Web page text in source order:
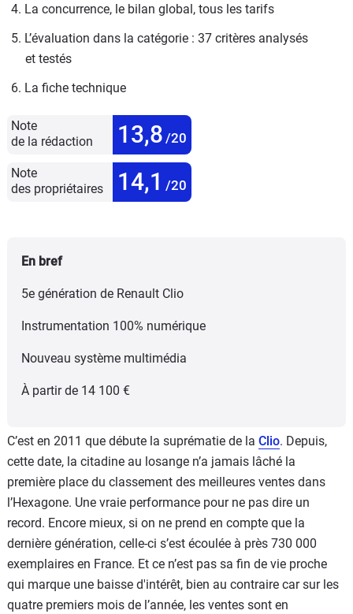
4. La concurrence, le bilan global, tous les tarifs
5. L’évaluation dans la catégorie : 37 critères analysés
et testés
6. La fiche technique
Note
de la rédaction
13,8 /20
Note
des propriétaires
14,1 /20
En bref
5e génération de Renault Clio
Instrumentation 100% numérique
Nouveau système multimédia
À partir de 14 100 €
C’est en 2011 que débute la suprématie de la Clio. Depuis,
cette date, la citadine au losange n’a jamais lâché la
première place du classement des meilleures ventes dans
l’Hexagone. Une vraie performance pour ne pas dire un
record. Encore mieux, si on ne prend en compte que la
dernière génération, celle-ci s’est écoulée à près 730 000
exemplaires en France. Et ce n’est pas sa fin de vie proche
qui marque une baisse d'intérêt, bien au contraire car sur les
quatre premiers mois de l’année, les ventes sont en